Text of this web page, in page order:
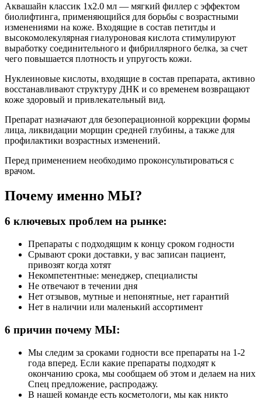
Аквашайн классик 1х2.0 мл — мягкий филлер с эффектом
биолифтинга, применяющийся для борьбы с возрастными
изменениями на коже. Входящие в состав петитды и
высокомолекулярная гиалуроновая кислота стимулируют
выработку соединительного и фибриллярного белка, за счет
чего повышается плотность и упругость кожи.
Нуклеиновые кислоты, входящие в состав препарата, активно
восстанавливают структуру ДНК и со временем возвращают
коже здоровый и привлекательный вид.
Препарат назначают для безоперационной коррекции формы
лица, ликвидации морщин средней глубины, а также для
профилактики возрастных изменений.
Перед применением необходимо проконсультироваться с
врачом.
Почему именно МЫ?
6 ключевых проблем на рынке:
Препараты с подходящим к концу сроком годности
Срывают сроки доставки, у вас записан пациент,
привозят когда хотят
Некомпетентные: менеджер, специалисты
Не отвечают в течении дня
Нет отзывов, мутные и непонятные, нет гарантий
Нет в наличии или маленький ассортимент
6 причин почему МЫ:
Мы следим за сроками годности все препараты на 1-2
года вперед. Если какие препараты подходят к
окончанию срока, мы сообщаем об этом и делаем на них
Спец предложение, распродажу.
В нашей команде есть косметологи, мы как никто